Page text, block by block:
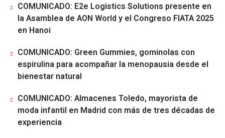
COMUNICADO: E2e Logistics Solutions presente en
la Asamblea de AON World y el Congreso FIATA 2025
en Hanoi
COMUNICADO: Green Gummies, gominolas con
espirulina para acompañar la menopausia desde el
bienestar natural
COMUNICADO: Almacenes Toledo, mayorista de
moda infantil en Madrid con más de tres décadas de
experiencia